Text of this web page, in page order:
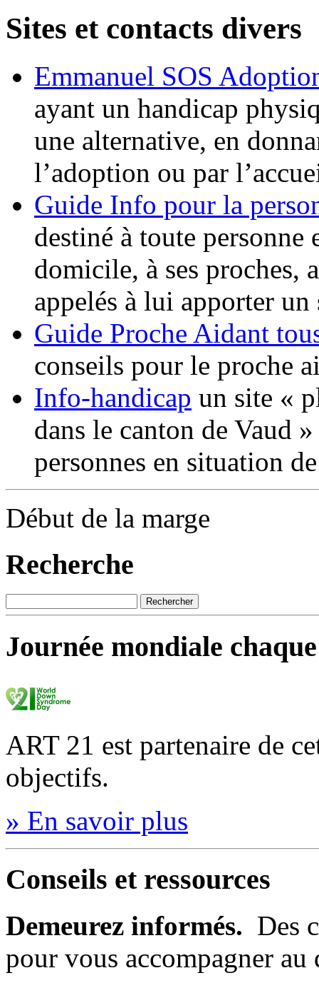
Sites et contacts divers
Emmanuel SOS
ayant un handicap
une alternative, en
l’adoption ou par
Guide Info pour la
destiné à toute
domicile, à ses proches,
appelés à lui apporter un
Guide Proche Aidant
conseils pour le proche
Info-handicap un site «
dans le canton de Vaud
personnes en situation
Début de la marge
Recherche
Journée mondiale
ART 21 est partenaire de
objectifs.
» En savoir plus
Conseils et ressources
Demeurez informés. Des
pour vous accompagner